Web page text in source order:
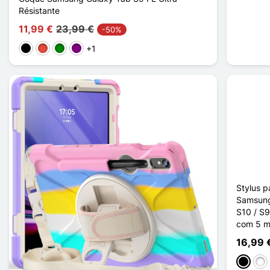
Résistante
11,99 € 23,99 € -50%
PretoVermelho
VerdePúrpura
+1
Stylus
S10 /
com 5
16,99
Preto